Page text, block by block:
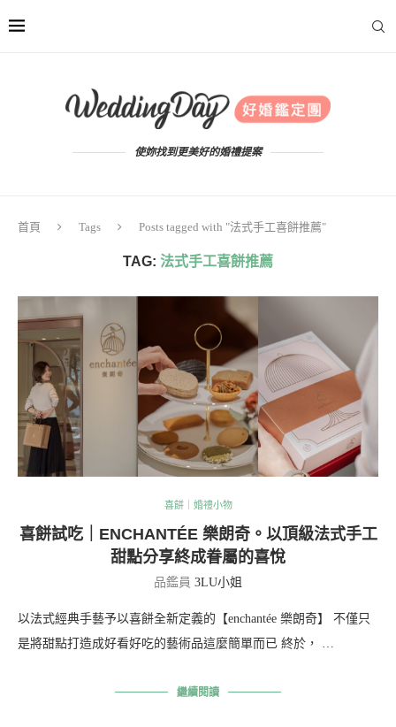
使妳找到更美好的婚禮提案
首頁 Tags Posts tagged with "法式手工喜餅推薦"
TAG: 法式手工喜餅推薦
喜餅｜婚禮小物
喜餅試吃｜ENCHANTÉE 樂朗奇。以頂級法式手工
甜點分享終成眷屬的喜悅
品鑑員 3LU小姐
以法式經典手藝予以喜餅全新定義的【enchantée 樂朗奇】 不僅只
是將甜點打造成好看好吃的藝術品這麼簡單而已 終於， …
繼續閱讀